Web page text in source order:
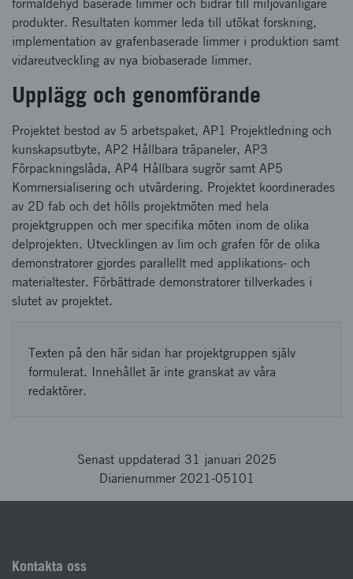
formaldehyd baserade limmer och bidrar till miljövänligare
produkter. Resultaten kommer leda till utökat forskning,
implementation av grafenbaserade limmer i produktion samt
vidareutveckling av nya biobaserade limmer.
Upplägg och genomförande
Projektet bestod av 5 arbetspaket, AP1 Projektledning och
kunskapsutbyte, AP2 Hållbara träpaneler, AP3
Förpackningslåda, AP4 Hållbara sugrör samt AP5
Kommersialisering och utvärdering. Projektet koordinerades
av 2D fab och det hölls projektmöten med hela
projektgruppen och mer specifika möten inom de olika
delprojekten. Utvecklingen av lim och grafen för de olika
demonstratorer gjordes parallellt med applikations- och
materialtester. Förbättrade demonstratorer tillverkades i
slutet av projektet.
Texten på den här sidan har projektgruppen själv
formulerat. Innehållet är inte granskat av våra
redaktörer.
Senast uppdaterad 31 januari 2025
Diarienummer 2021-05101
Kontakta oss